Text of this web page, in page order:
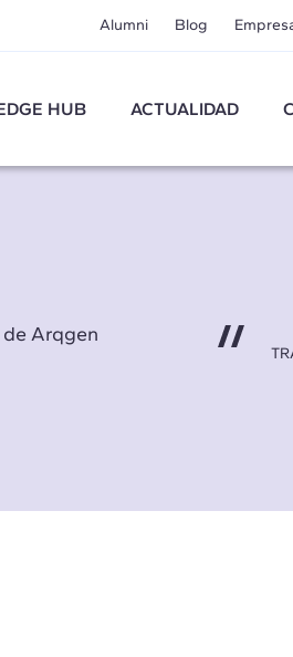
Alumni Blog
HUB ACTUALIDAD
Arqgen